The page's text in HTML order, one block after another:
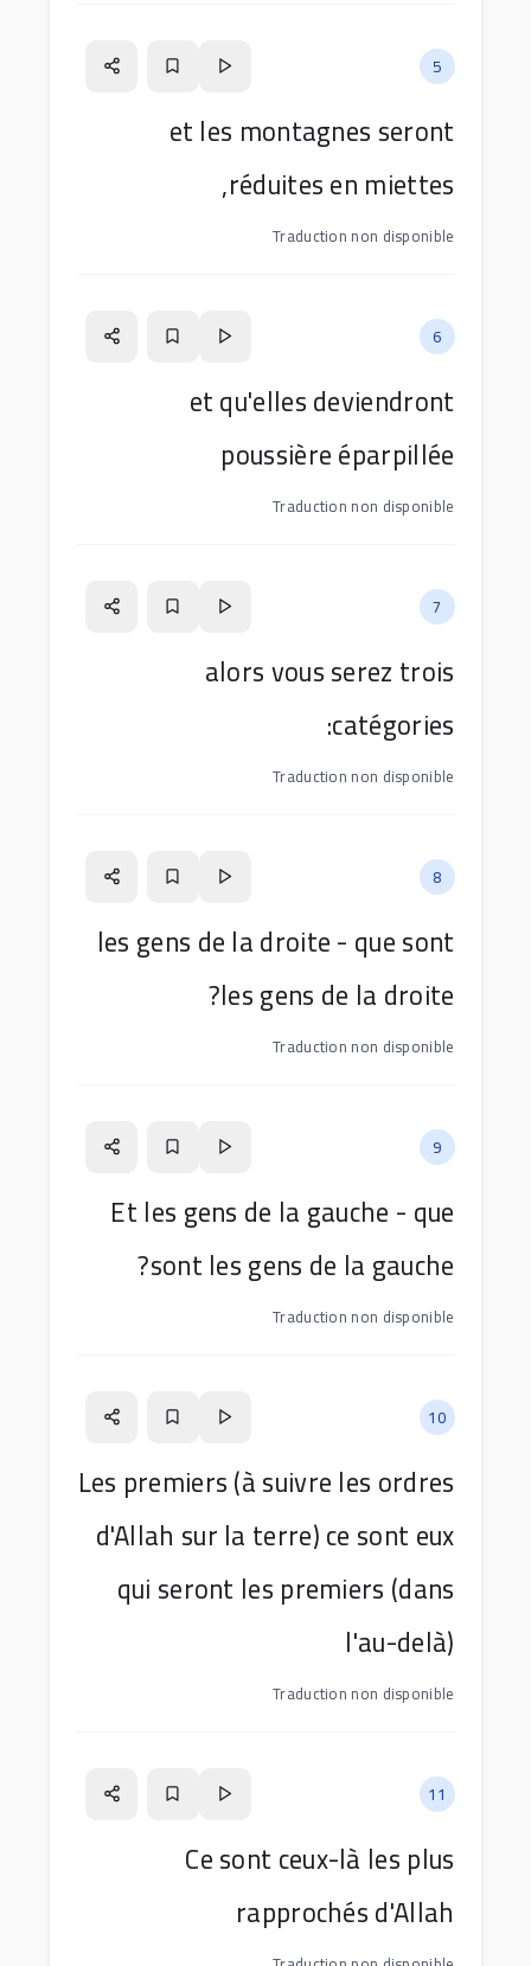
5
et les montagnes seront
réduites en miettes,
Traduction non disponible
6
et qu'elles deviendront
poussière éparpillée
Traduction non disponible
7
alors vous serez trois
catégories:
Traduction non disponible
8
les gens de la droite - que sont
les gens de la droite?
Traduction non disponible
9
Et les gens de la gauche - que
sont les gens de la gauche?
Traduction non disponible
10
Les premiers (à suivre les ordres
d'Allah sur la terre) ce sont eux
qui seront les premiers (dans
l'au-delà)
Traduction non disponible
11
Ce sont ceux-là les plus
rapprochés d'Allah